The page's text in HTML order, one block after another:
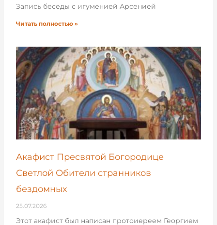
Запись беседы с игуменией Арсенией
Читать полностью »
Акафист Пресвятой Богородице
Светлой Обители странников
бездомных
25.07.2026
Этот акафист был написан протоиереем Георгием